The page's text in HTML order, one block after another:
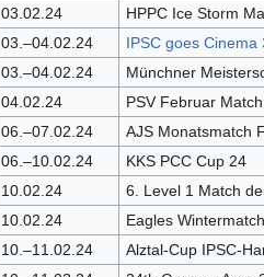
03.02.24
HPPC Ice Storm
03.–04.02.24
IPSC goes Cinema
03.–04.02.24
Münchner
04.02.24
PSV Februar
06.–07.02.24
AJS Monatsmatch
06.–10.02.24
KKS PCC Cup 24
10.02.24
6. Level 1 Match
10.02.24
Eagles
10.–11.02.24
Alztal-Cup IPSC-